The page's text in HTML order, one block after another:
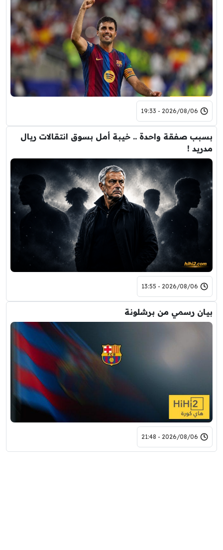
2026/08/06 - 19:33
بسبب صفقة واحدة .. خيبة أمل بسوق انتقالات ريال
مدريد !
2026/08/06 - 13:55
بيان رسمي من برشلونة
2026/08/06 - 21:48